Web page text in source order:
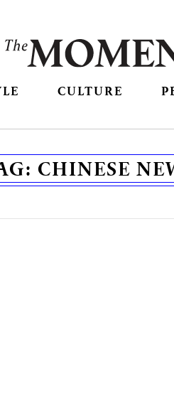
CULTURE
CHINESE